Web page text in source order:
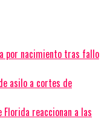
por nacimiento tras fallo
asilo a cortes de
Florida reaccionan a las